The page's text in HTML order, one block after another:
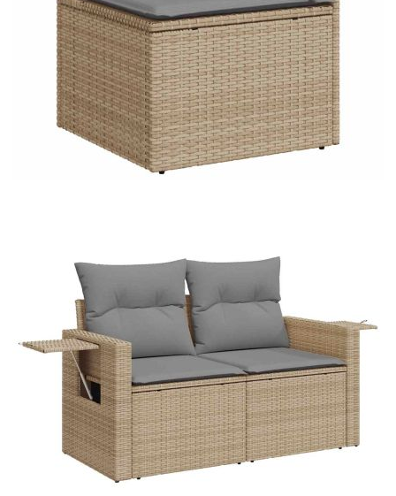
(без възглавницата):
Материал за пълнеж на
възглавницата за сядане:
Дунапрен
Материал за пълнеж на
облегалката:
Памучни влакна
Максимален капацитет на теглото
(на седалка):
110 кг
Размери на водоустойчивата
55 x 53 x 34 см (Д x Ш x В)
Цена на продукта:
€676.00
Extraction of information from credit institutions
Предоставената таблица е с информационна цел.
Добавете продукта в количката си с бутона "Добави в
количката" и при поръчка ще можете да изберете броя
вноски на кредита.
Acest tabel are caracter informativ. Adăugați produsul în
coșul de cumpărături unde veți putea selecta detaliile
cererii de creditare.
Предоставената таблица е с информационна цел.
Добавете продукта в количката си с бутона "Добави в
количката" и при поръчка ще можете да изберете броя